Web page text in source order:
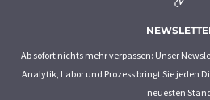
Ab sofort nichts mehr verpassen: Unser
Analytik, Labor und Prozess bringt Sie jeden
neuesten